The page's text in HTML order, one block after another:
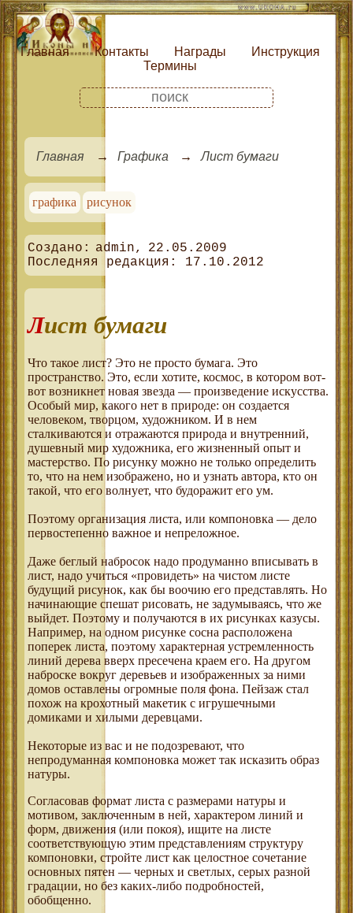
Главная Контакты Награды
Инструкция
Термины
Главная Графика Лист бумаги
графика рисунок
admin
22.05.2009
17.10.2012
Лист бумаги
Что такое лист? Это не просто бумага. Это
пространство. Это, если хотите, космос, в котором вот-
вот возникнет новая звезда — произведение искусства.
Особый мир, какого нет в природе: он создается
человеком, творцом, художником. И в нем
сталкиваются и отражаются природа и внутренний,
душевный мир художника, его жизненный опыт и
мастерство. По рисунку можно не только определить
то, что на нем изображено, но и узнать автора, кто он
такой, что его волнует, что будоражит его ум.
Поэтому организация листа, или компоновка — дело
первостепенно важное и непреложное.
Даже беглый набросок надо продуманно вписывать в
лист, надо учиться «провидеть» на чистом листе
будущий рисунок, как бы воочию его представлять. Но
начинающие спешат рисовать, не задумываясь, что же
выйдет. Поэтому и получаются в их рисунках казусы.
Например, на одном рисунке сосна расположена
поперек листа, поэтому характерная устремленность
линий дерева вверх пресечена краем его. На другом
наброске вокруг деревьев и изображенных за ними
домов оставлены огромные поля фона. Пейзаж стал
похож на крохотный макетик с игрушечными
домиками и хилыми деревцами.
Некоторые из вас и не подозревают, что
непродуманная компоновка может так исказить образ
натуры.
Согласовав формат листа с размерами натуры и
мотивом, заключенным в ней, характером линий и
форм, движения (или покоя), ищите на листе
соответствующую этим представлениям структуру
компоновки, стройте лист как целостное сочетание
основных пятен — черных и светлых, серых разной
градации, но без каких-либо подробностей,
обобщенно.